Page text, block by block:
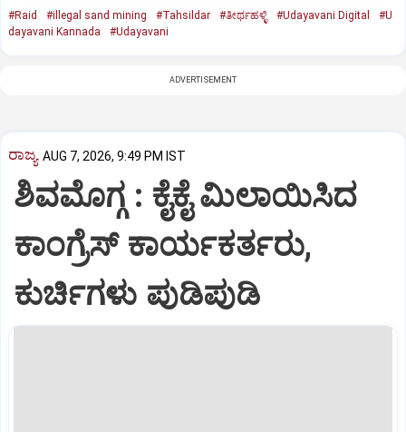
#Raid #illegal sand mining #Tahsildar #ತೀರ್ಥಹಳ್ಳಿ #Udayavani Digital
#U
dayavani Kannada
#Udayavani
ADVERTISEMENT
ರಾಜ್ಯ AUG 7, 2026, 9:49 PM IST
ಶಿವಮೊಗ್ಗ : ಕೈಕೈ ಮಿಲಾಯಿಸಿದ
ಕಾಂಗ್ರೆಸ್ ಕಾರ್ಯಕರ್ತರು,
ಕುರ್ಚಿಗಳು ಪುಡಿಪುಡಿ